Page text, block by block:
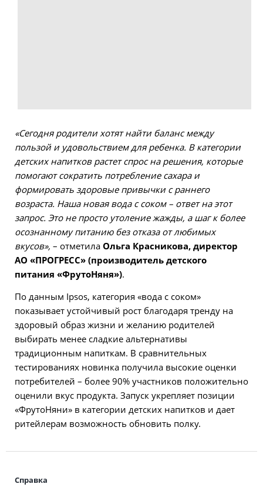
«Сегодня родители хотят найти баланс между
пользой и удовольствием для ребенка. В категории
детских напитков растет спрос на решения, которые
помогают сократить потребление сахара и
формировать здоровые привычки с раннего
возраста. Наша новая вода с соком – ответ на этот
запрос. Это не просто утоление жажды, а шаг к более
осознанному питанию без отказа от любимых
вкусов», – отметила Ольга Красникова, директор
АО «ПРОГРЕСС» (производитель детского
питания «ФрутоНяня»).
По данным Ipsos, категория «вода с соком»
показывает устойчивый рост благодаря тренду на
здоровый образ жизни и желанию родителей
выбирать менее сладкие альтернативы
традиционным напиткам. В сравнительных
тестированиях новинка получила высокие оценки
потребителей – более 90% участников положительно
оценили вкус продукта. Запуск укрепляет позиции
«ФрутоНяни» в категории детских напитков и дает
ритейлерам возможность обновить полку.
Справка